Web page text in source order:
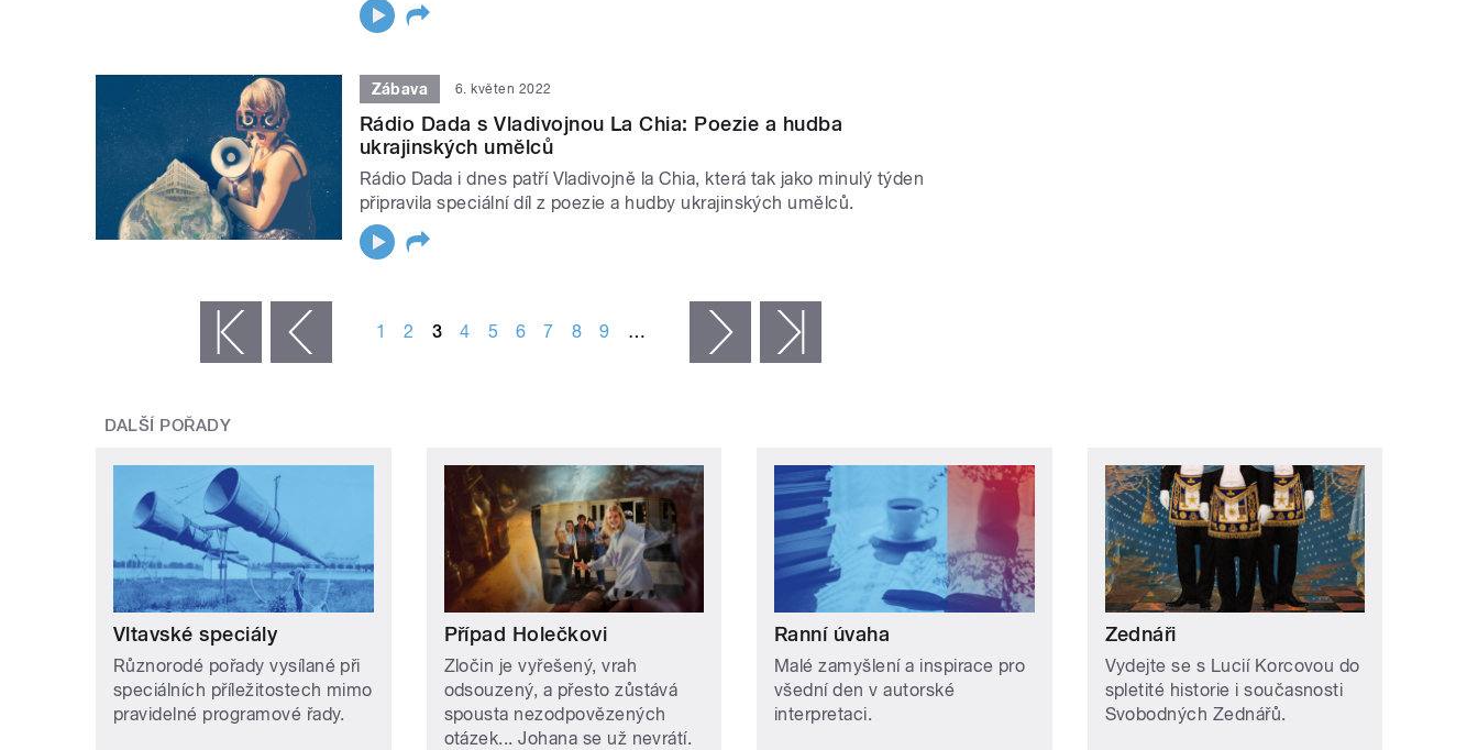
Zábava 6. květen 2022
Rádio Dada s Vladivojnou La Chia: Poezie a hudba
ukrajinských umělců
Rádio Dada i dnes patří Vladivojně la Chia, která tak jako minulý týden
připravila speciální díl z poezie a hudby ukrajinských umělců.
‹ předchozí 1 2 3 4 5 6 7 8 9 … následující ›
DALŠÍ POŘADY
Vltavské speciály
Různorodé pořady vysílané při
speciálních příležitostech mimo
pravidelné programové řady.
Případ Holečkovi
Zločin je vyřešený, vrah
odsouzený, a přesto zůstává
spousta nezodpovězených
otázek... Johana se už nevrátí.
Ranní úvaha
Malé zamyšlení a inspirace pro
všední den v autorské
interpretaci.
Zednáři
Vydejte se s Lucií Korcovou do
spletité historie i současnosti
Svobodných Zednářů.